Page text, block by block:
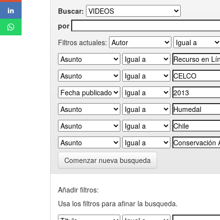
Buscar:
por
Filtros actuales:
Comenzar nueva busqueda
Añadir filtros:
Usa los filtros para afinar la busqueda.